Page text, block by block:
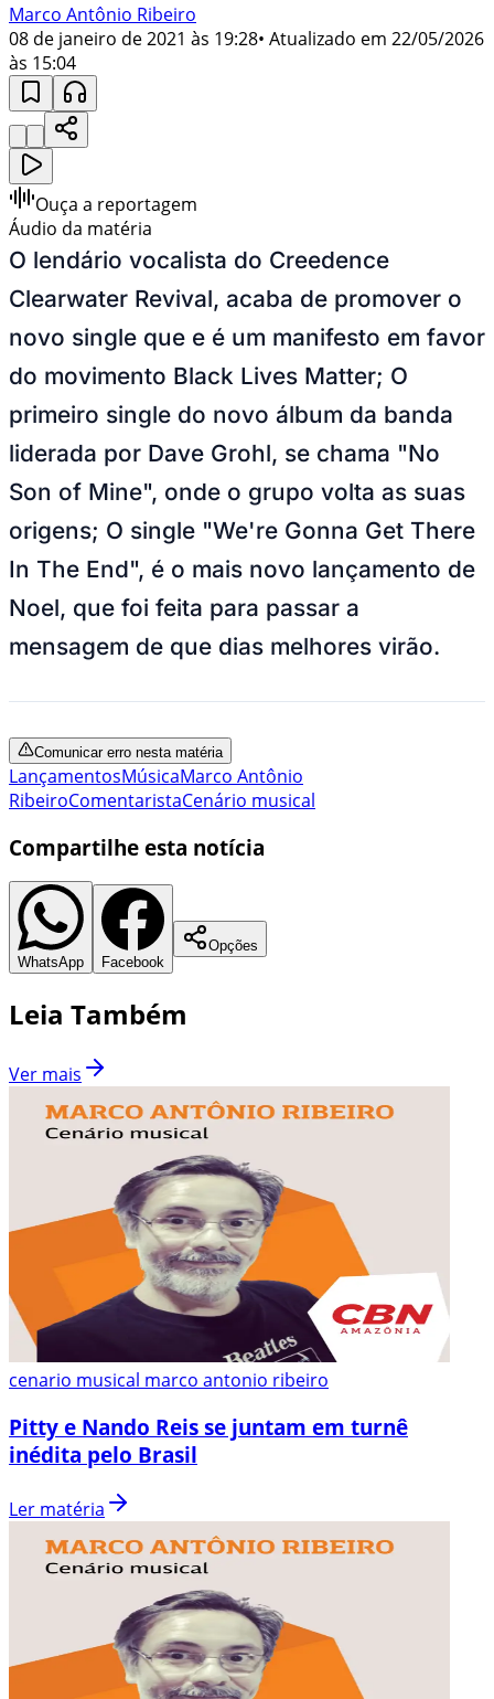
Marco Antônio Ribeiro
08 de janeiro de 2021 às 19:28• Atualizado em 22/05/2026
às 15:04
Ouça a reportagem
Áudio da matéria
O lendário vocalista do Creedence
Clearwater Revival, acaba de promover o
novo single que e é um manifesto em favor
do movimento Black Lives Matter; O
primeiro single do novo álbum da banda
liderada por Dave Grohl, se chama "No
Son of Mine", onde o grupo volta as suas
origens; O single "We're Gonna Get There
In The End", é o mais novo lançamento de
Noel, que foi feita para passar a
mensagem de que dias melhores virão.
Comunicar erro nesta matéria
LançamentosMúsicaMarco Antônio
RibeiroComentaristaCenário musical
Compartilhe esta notícia
WhatsApp Facebook
Opções
Leia Também
Ver mais
cenario musical marco antonio ribeiro
Pitty e Nando Reis se juntam em turnê
inédita pelo Brasil
Ler matéria